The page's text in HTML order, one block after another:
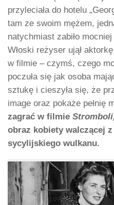
przyleciała do hotelu
tam ze swoim mężem,
natychmiast zabiło
Włoski reżyser ujął
w filmie – czymś, czego
poczuła się jak osoba
sztukę i cieszyła się, że
image oraz pokaże pełnię
zagrać w filmie
obraz kobiety walczącej z
sycylijskiego wulkanu.